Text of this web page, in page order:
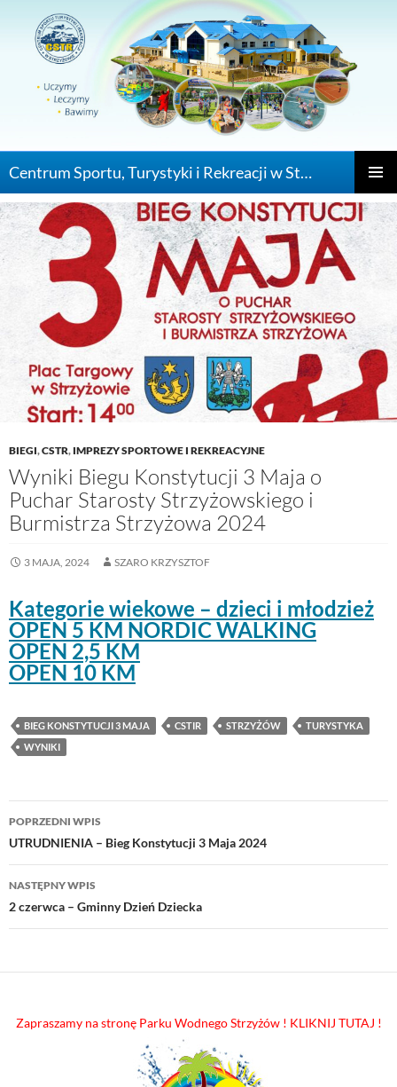
Centrum Sportu, Turystyki i Rekreacji w Strzyżowie
MENU
PRZEJDŹ
BIEGI,CSTR, IMPREZY SPORTOWE I REKREACYJNE
Wyniki Biegu Konstytucji 3 Maja o
Puchar Starosty Strzyżowskiego i
Burmistrza Strzyżowa 2024
3 MAJA, 2024 SZARO KRZYSZTOF
Kategorie wiekowe – dzieci i młodzież
OPEN 5 KM NORDIC WALKING
OPEN 2,5 KM
OPEN 10 KM
BIEG KONSTYTUCJI 3 MAJA CSTIR STRZYŻÓW
TURYSTYKA
WYNIKI
Nawigacja
wpisu
POPRZEDNI WPIS
UTRUDNIENIA – Bieg Konstytucji 3 Maja 2024
NASTĘPNY WPIS
2 czerwca – Gminny Dzień Dziecka
Zapraszamy na stronę Parku Wodnego Strzyżów ! KLIKNIJ TUTAJ !